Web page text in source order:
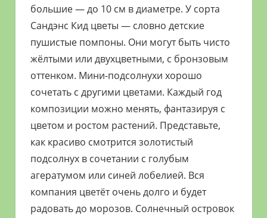
большие — до 10 см в диаметре. У сорта
Сандэнс Кид цветы — словно детские
пушистые помпоны. Они могут быть чисто
жёлтыми или двухцветными, с бронзовым
оттенком. Мини-подсолнухи хорошо
сочетать с другими цветами. Каждый год
композиции можно менять, фантазируя с
цветом и ростом растений. Представьте,
как красиво смотрится золотистый
подсолнух в сочетании с голубым
агератумом или синей лобелией. Вся
компания цветёт очень долго и будет
радовать до морозов. Солнечный островок